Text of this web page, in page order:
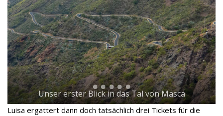
Unser erster Blick in das Tal von Masca
Luisa ergattert dann doch tatsächlich drei Tickets für die